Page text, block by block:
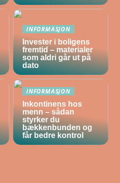
INFORMASJON
Invester i boligens
fremtid – materialer
som aldri går ut på
dato
INFORMASJON
Inkontinens hos
menn – sådan
styrker du
bækkenbunden og
får bedre kontrol